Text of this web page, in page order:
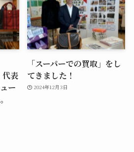
表
ー
「スーパーでの買取」をし
てきました！
2024年12月3日